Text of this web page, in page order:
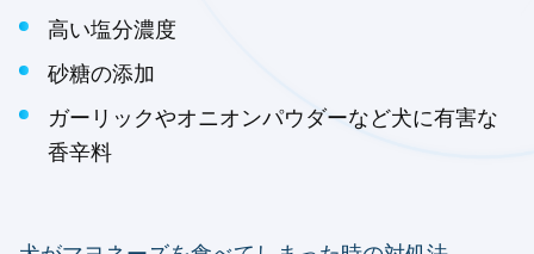
高い塩分濃度
砂糖の添加
ガーリックやオニオンパウダーなど犬に有害な
香辛料